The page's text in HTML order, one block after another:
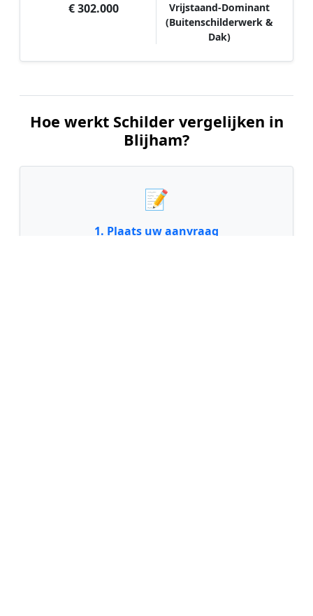
€ 302.000
Vrijstaand-Dominant
(Buitenschilderwerk &
Dak)
Hoe werkt Schilder vergelijken in
Blijham?
📝
1. Plaats uw aanvraag